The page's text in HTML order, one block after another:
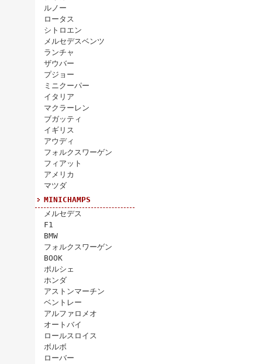
ルノー
ロータス
シトロエン
メルセデスベンツ
ランチャ
ザウバー
プジョー
ミニクーパー
イタリア
マクラーレン
ブガッティ
イギリス
アウディ
フォルクスワーゲン
フィアット
アメリカ
マツダ
MINICHAMPS
メルセデス
F1
BMW
フォルクスワーゲン
BOOK
ポルシェ
ホンダ
アストンマーチン
ベントレー
アルファロメオ
オートバイ
ロールスロイス
ボルボ
ローバー